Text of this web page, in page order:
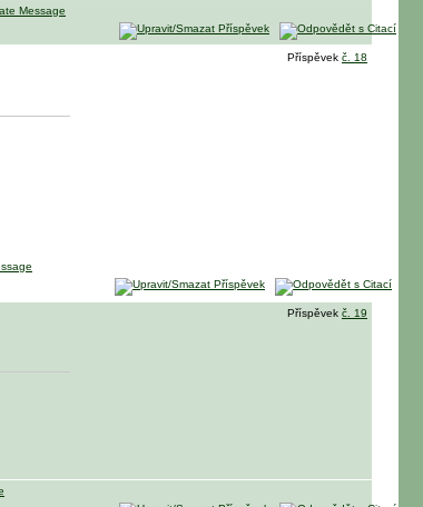
Příspěvek č. 18
Příspěvek č. 19